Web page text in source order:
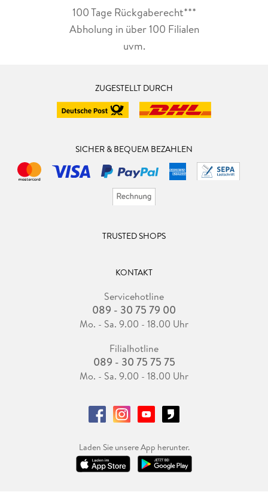
100 Tage Rückgaberecht***
Abholung in über 100 Filialen
uvm.
ZUGESTELLT DURCH
SICHER & BEQUEM BEZAHLEN
TRUSTED SHOPS
KONTAKT
Servicehotline
089 - 30 75 79 00
Mo. - Sa. 9.00 - 18.00 Uhr
Filialhotline
089 - 30 75 75 75
Mo. - Sa. 9.00 - 18.00 Uhr
Laden Sie unsere App herunter.